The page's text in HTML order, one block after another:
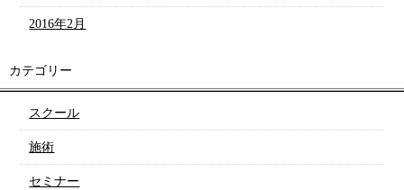
2016年2月
カテゴリー
スクール
施術
セミナー